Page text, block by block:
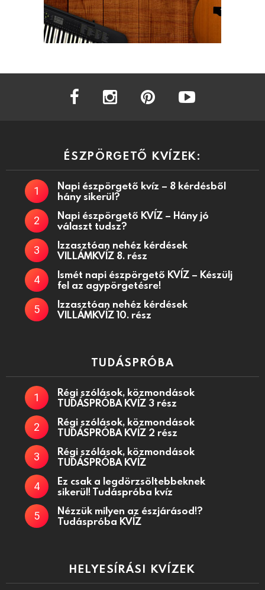
facebook instagram
ÉSZPÖRGETŐ KVÍZEK:
Napi észpörgető kvíz – 8 kérdésből
hány sikerül?
Napi észpörgető KVÍZ – Hány jó
választ tudsz?
Izzasztóan nehéz kérdések
VILLÁMKVÍZ 8. rész
Ismét napi észpörgető KVÍZ – Készülj
fel az agypörgetésre!
Izzasztóan nehéz kérdések
VILLÁMKVÍZ 10. rész
TUDÁSPRÓBA
Régi szólások, közmondások
TUDÁSPRÓBA KVÍZ 3 rész
Régi szólások, közmondások
TUDÁSPRÓBA KVÍZ 2 rész
Régi szólások, közmondások
TUDÁSPRÓBA KVÍZ
Ez csak a legdörzsöltebbeknek
sikerül! Tudáspróba kvíz
Nézzük milyen az észjárásod!?
Tudáspróba KVÍZ
HELYESÍRÁSI KVÍZEK